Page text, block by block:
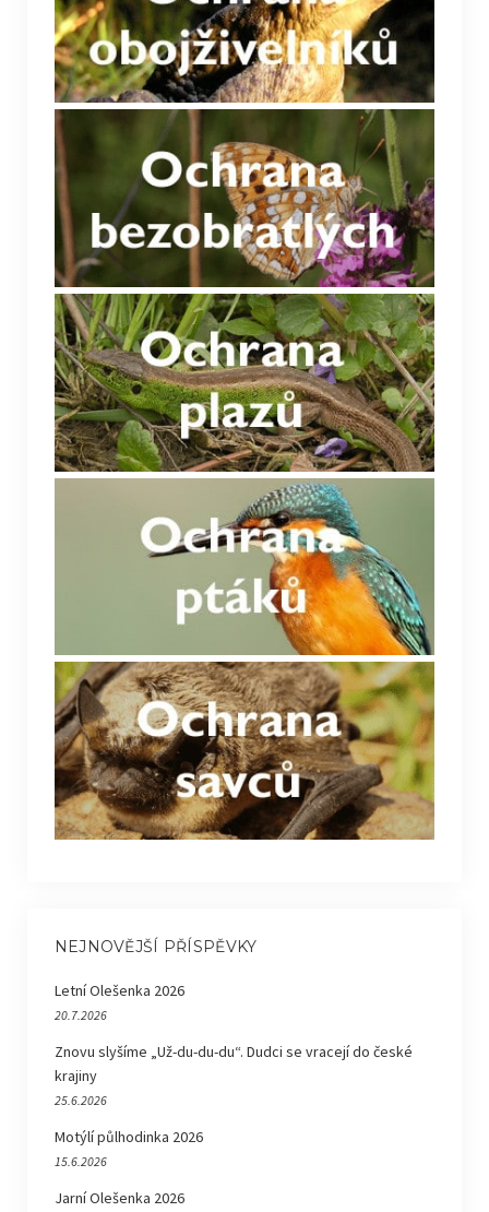
NEJNOVĚJŠÍ PŘÍSPĚVKY
Letní Olešenka 2026
20.7.2026
Znovu slyšíme „Už-du-du-du“. Dudci se vracejí do české
krajiny
25.6.2026
Motýlí půlhodinka 2026
15.6.2026
Jarní Olešenka 2026